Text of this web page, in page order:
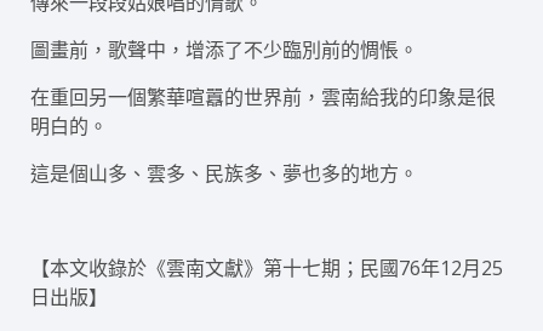
圖畫前，歌聲中，增添了不少臨別前的惆悵。
在重回另一個繁華喧囂的世界前，雲南給我的印象是很
明白的。
這是個山多、雲多、民族多、夢也多的地方。
【本文收錄於《雲南文獻》第十七期；民國76年12月25
日出版】